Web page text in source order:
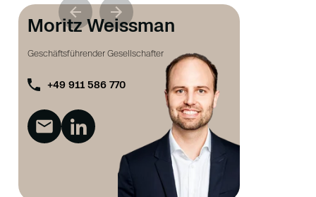
Moritz Weissman
Geschäftsführender Gesellschafter
+49 911 586 770